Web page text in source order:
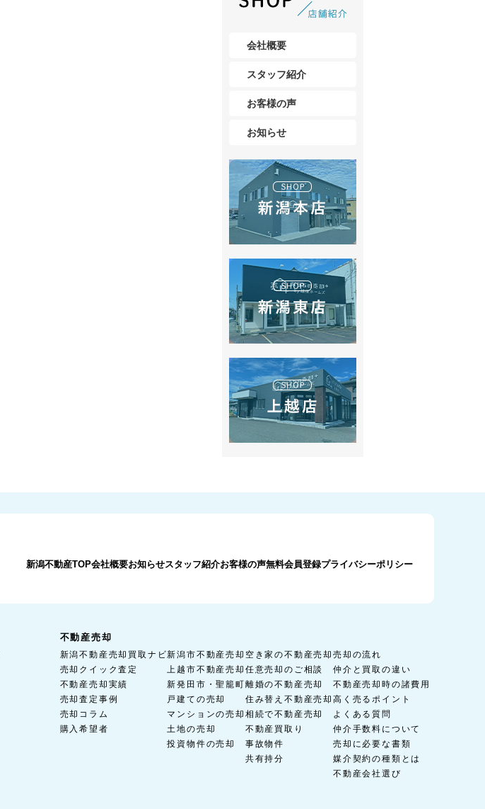
会社概要
スタッフ紹介
お客様の声
お知らせ
新潟不動産TOP会社概要お知らせスタッフ紹介お客様の声無料会員登録プライバシーポリシー
不動産売却
新潟不動産売却買取ナビ
売却クイック査定
不動産売却実績
売却査定事例
売却コラム
購入希望者
新潟市不動産売却
上越市不動産売却
新発田市・聖籠町
戸建ての売却
マンションの売却
土地の売却
投資物件の売却
空き家の不動産売却
任意売却のご相談
離婚の不動産売却
住み替え不動産売却
相続で不動産売却
不動産買取り
事故物件
共有持分
売却の流れ
仲介と買取の違い
不動産売却時の諸費用
高く売るポイント
よくある質問
仲介手数料について
売却に必要な書類
媒介契約の種類とは
不動産会社選び